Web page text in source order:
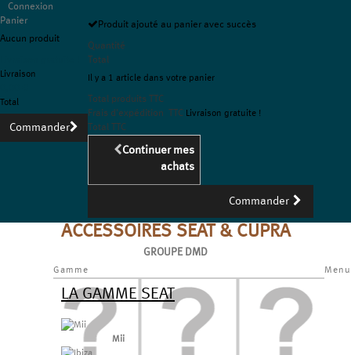
Connexion
Panier
Aucun produit
Livraison
Total
Commander
Produit ajouté au panier avec succès
Quantité
Total
Il y a 1 article dans votre panier
Total produits TTC
Frais d'expédition TTC Livraison gratuite !
Total TTC
Continuer mes
achats
Commander
ACCESSOIRES SEAT & CUPRA
GROUPE DMD
Menu
Gamme
LA GAMME SEAT
Mii